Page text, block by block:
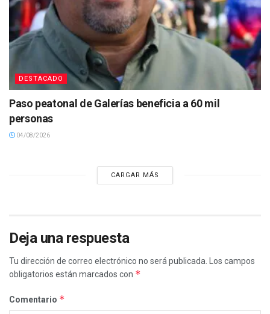
DESTACADO
Paso peatonal de Galerías beneficia a 60 mil
personas
04/08/2026
CARGAR MÁS
Deja una respuesta
Tu dirección de correo electrónico no será publicada.
Los campos
obligatorios están marcados con *
Comentario *